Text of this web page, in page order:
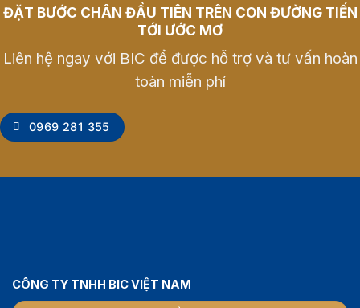
ĐẶT BƯỚC CHÂN ĐẦU TIÊN TRÊN CON ĐƯỜNG TIẾN
TỚI ƯỚC MƠ
Liên hệ ngay với BIC để được hỗ trợ và tư vấn hoàn
toàn miễn phí
0969 281 355
CÔNG TY TNHH BIC VIỆT NAM